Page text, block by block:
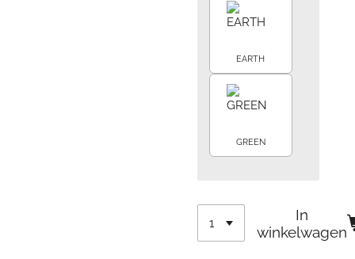
EARTH
GREEN
In
winkelwagen